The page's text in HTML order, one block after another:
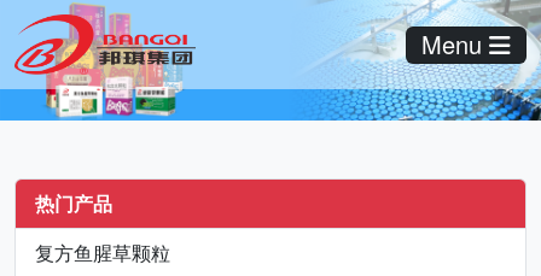
Menu
热门产品
复方鱼腥草颗粒